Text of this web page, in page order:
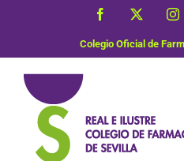
Facebook
Colegio Oficial de
Nutrición y